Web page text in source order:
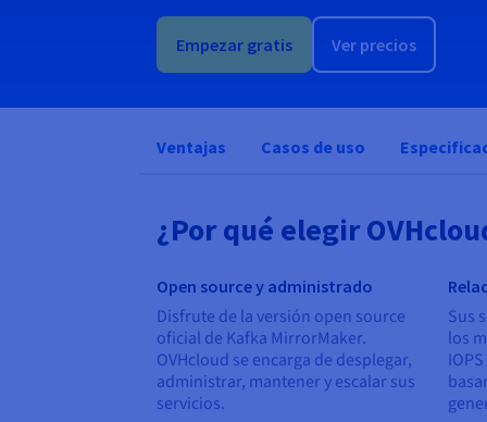
Empezar gratis Ver precios
Ventajas Casos de uso
¿Por qué elegir
Open source y administrado
Disfrute de la versión open source
oficial de Kafka MirrorMaker.
OVHcloud se encarga de desplegar,
administrar, mantener y escalar sus
servicios.
Sus
los